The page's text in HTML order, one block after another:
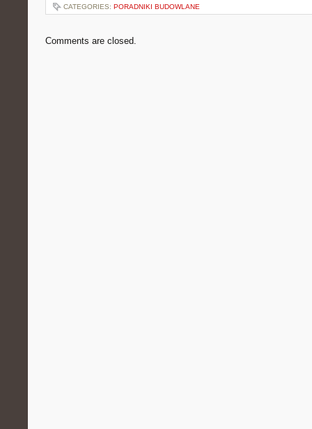
CATEGORIES: PORADNIKI BUDOWLANE
Comments are closed.